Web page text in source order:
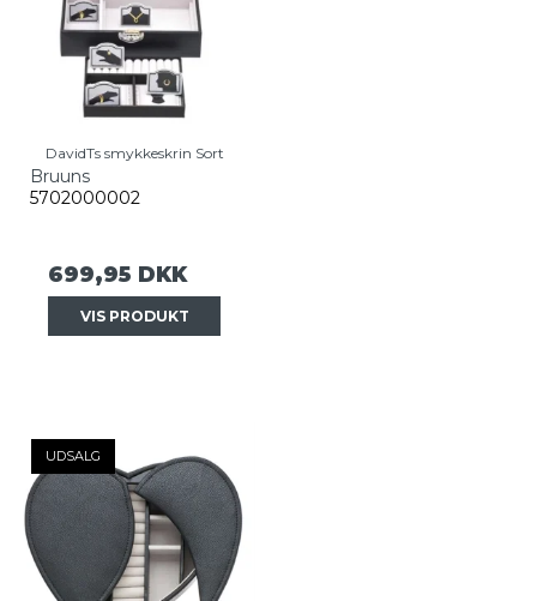
DavidTs smykkeskrin Sort
Bruuns
5702000002
699,95 DKK
VIS PRODUKT
UDSALG